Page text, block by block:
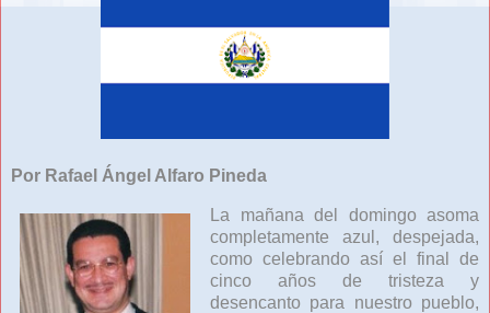
Por Rafael Ángel Alfaro Pineda
La mañana del domingo asoma
completamente azul, despejada,
como celebrando así el final de
cinco años de tristeza y
desencanto para nuestro pueblo,